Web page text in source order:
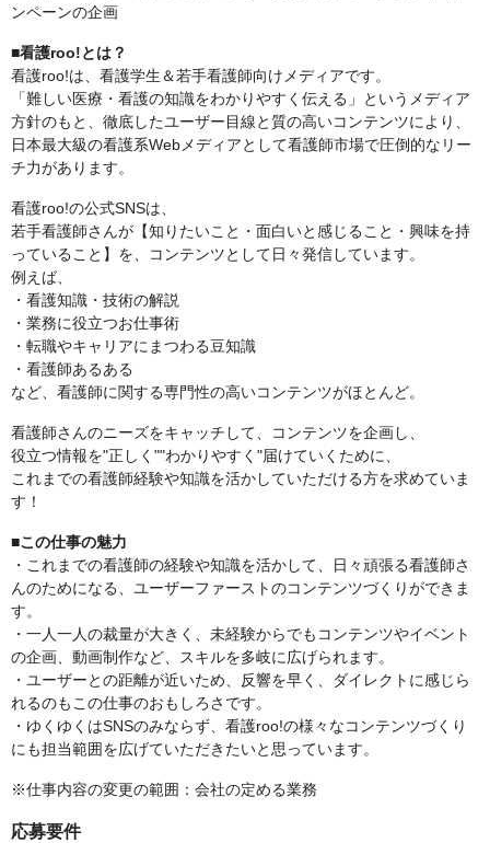
ンペーンの企画
■看護roo!とは？
看護roo!は、看護学生＆若手看護師向けメディアです。
「難しい医療・看護の知識をわかりやすく伝える」というメディア
方針のもと、徹底したユーザー目線と質の高いコンテンツにより、
日本最大級の看護系Webメディアとして看護師市場で圧倒的なリー
チ力があります。
看護roo!の公式SNSは、
若手看護師さんが【知りたいこと・面白いと感じること・興味を持
っていること】を、コンテンツとして日々発信しています。
例えば、
・看護知識・技術の解説
・業務に役立つお仕事術
・転職やキャリアにまつわる豆知識
・看護師あるある
など、看護師に関する専門性の高いコンテンツがほとんど。
看護師さんのニーズをキャッチして、コンテンツを企画し、
役立つ情報を"正しく""わかりやすく"届けていくために、
これまでの看護師経験や知識を活かしていただける方を求めていま
す！
■この仕事の魅力
・これまでの看護師の経験や知識を活かして、日々頑張る看護師さ
んのためになる、ユーザーファーストのコンテンツづくりができま
す。
・一人一人の裁量が大きく、未経験からでもコンテンツやイベント
の企画、動画制作など、スキルを多岐に広げられます。
・ユーザーとの距離が近いため、反響を早く、ダイレクトに感じら
れるのもこの仕事のおもしろさです。
・ゆくゆくはSNSのみならず、看護roo!の様々なコンテンツづくり
にも担当範囲を広げていただきたいと思っています。
※仕事内容の変更の範囲：会社の定める業務
応募要件